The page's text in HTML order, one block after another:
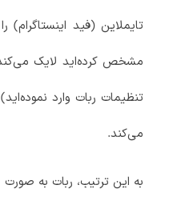
تایملاین (فید
مشخص کرده‌اید لایک
تنظیمات ربات وارد
می‌کند.
به این ترتیب، ربات به